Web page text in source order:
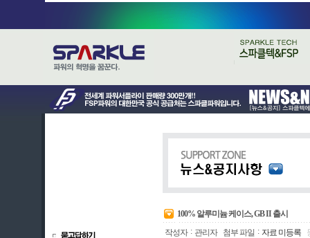
100% 알루미늄 케이스, GB II 출시
작성자 : 관리자 첨부 파일 : 자료 미등록